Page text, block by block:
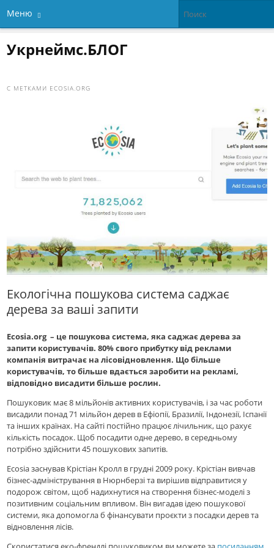
Меню
Укрнеймс.БЛОГ
С МЕТКАМИ ECOSIA.ORG
Екологічна пошукова система саджає
дерева за ваші запити
Ecosia.org – це пошукова система, яка саджає дерева за
запити користувачів. 80% свого прибутку від реклами
компанія витрачає на лісовідновлення. Що більше
користувачів, то більше вдається заробити на рекламі,
відповідно висадити більше рослин.
Пошуковик має 8 мільйонів активних користувачів, і за час роботи
висадили понад 71 мільйон дерев в Ефіопії, Бразилії, Індонезії, Іспанії
та інших країнах. На сайті постійно працює лічильник, що рахує
кількість посадок. Щоб посадити одне дерево, в середньому
потрібно здійснити 45 пошукових запитів.
Ecosia заснував Крістіан Кролл в грудні 2009 року. Крістіан вивчав
бізнес-адміністрування в Нюрнберзі та вирішив відправитися у
подорож світом, щоб надихнутися на створення бізнес-моделі з
позитивним соціальним впливом. Він вигадав ідею пошукової
системи, яка допомогла б фінансувати проєкти з посадки дерев та
відновлення лісів.